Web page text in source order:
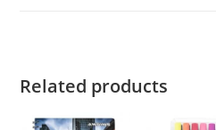
Related products